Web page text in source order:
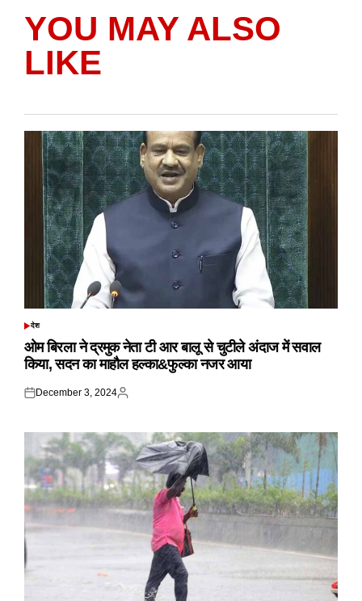
YOU MAY ALSO
LIKE
POSTED
देश
ओम बिरला ने द्रमुक नेता टी आर बालू से चुटीले अंदाज में सवाल
किया, सदन का माहौल हल्का&फुल्का नजर आया
Posted
December 3, 2024
Posted